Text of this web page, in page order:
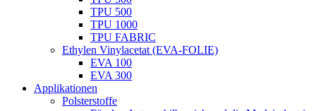
TPU 500
TPU 1000
TPU FABRIC
Ethylen Vinylacetat (EVA-FOLIE)
EVA 100
EVA 300
Applikationen
Polsterstoffe